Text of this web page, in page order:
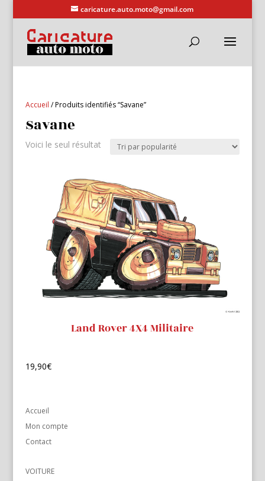
caricature.auto.moto@gmail.com
Accueil / Produits identifiés “Savane”
Savane
Voici le seul résultat
Land Rover 4X4 Militaire
19,90€
Accueil
Mon compte
Contact
VOITURE